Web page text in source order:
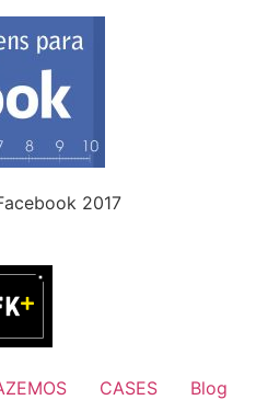
2017
CASES
Blog